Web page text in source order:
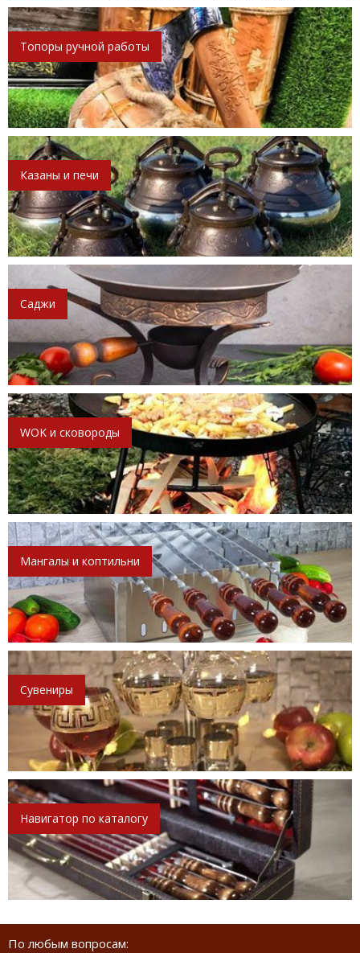
Топоры ручной работы
Казаны и печи
Саджи
WOK и сковороды
Мангалы и коптильни
Сувениры
Навигатор по каталогу
По любым вопросам: